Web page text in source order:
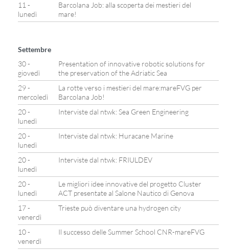
11 -
lunedì
Barcolana Job: alla scoperta dei mestieri del
mare!
Settembre
30 -
giovedì
Presentation of innovative robotic solutions for
the preservation of the Adriatic Sea
29 -
mercoledì
La rotte verso i mestieri del mare:mareFVG per
Barcolana Job!
20 -
lunedì
Interviste dal ntwk: Sea Green Engineering
20 -
lunedì
Interviste dal ntwk: Huracane Marine
20 -
lunedì
Interviste dal ntwk: FRIULDEV
20 -
lunedì
Le migliori idee innovative del progetto Cluster
ACT presentate al Salone Nautico di Genova
17 -
venerdì
Trieste può diventare una hydrogen city
10 -
venerdì
Il successo delle Summer School CNR-mareFVG